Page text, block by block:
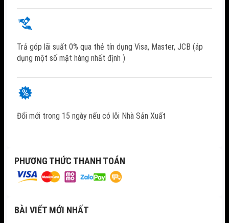
Trả góp lãi suất 0% qua thẻ tín dụng Visa, Master, JCB (áp
dụng một số mặt hàng nhất định )
Đổi mới trong 15 ngày nếu có lỗi Nhà Sản Xuất
PHƯƠNG THỨC THANH TOÁN
BÀI VIẾT MỚI NHẤT